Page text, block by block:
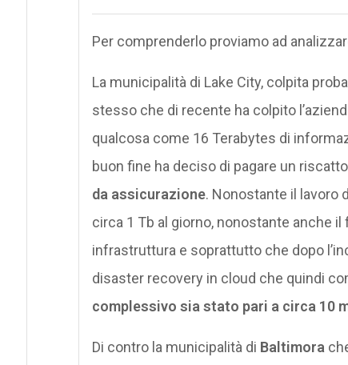
Per comprenderlo proviamo ad
La municipalità di Lake City, colpita
stesso che di recente ha colpito
qualcosa come 16 Terabytes di
buon fine ha deciso di pagare un
da assicurazione. Nonostante il lavoro
circa 1 Tb al giorno, nonostante anche
infrastruttura e soprattutto che dopo
disaster recovery in cloud che quindi
complessivo sia stato pari a circa 10
Di contro la municipalità di Baltimora